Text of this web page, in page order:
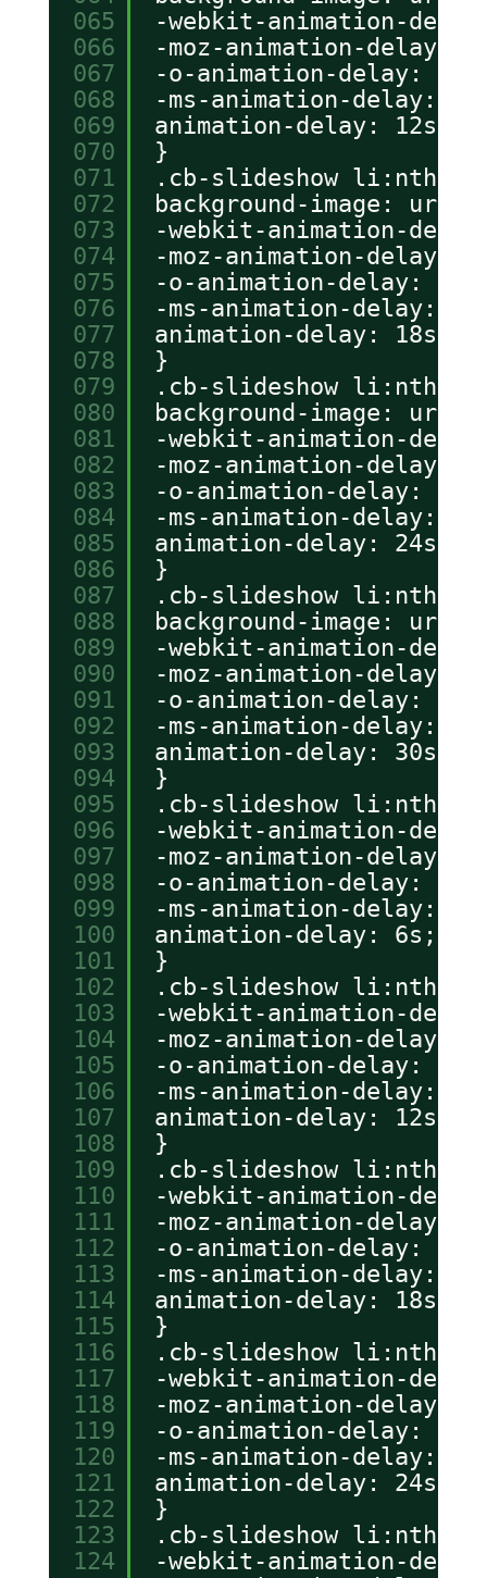
065
066
067
068
069
070
071
072
073
074
075
076
077
078
079
080
081
082
083
084
085
086
087
088
089
090
091
092
093
094
095
096
097
098
099
100
101
102
103
104
105
106
107
108
109
110
111
112
113
114
115
116
117
118
119
120
121
122
123
124
-webkit-animation-
-moz-animation-delay:
-o-animation-delay:
-ms-animation-delay:
animation-delay: 12s;
}
.cb-slideshow li:nth-
background-image:
-webkit-animation-
-moz-animation-delay:
-o-animation-delay:
-ms-animation-delay:
animation-delay: 18s;
}
.cb-slideshow li:nth-
background-image:
-webkit-animation-
-moz-animation-delay:
-o-animation-delay:
-ms-animation-delay:
animation-delay: 24s;
}
.cb-slideshow li:nth-
background-image:
-webkit-animation-
-moz-animation-delay:
-o-animation-delay:
-ms-animation-delay:
animation-delay: 30s;
}
.cb-slideshow li:nth-
-webkit-animation-
-moz-animation-delay:
-o-animation-delay: 6s;
-ms-animation-delay:
animation-delay: 6s;
}
.cb-slideshow li:nth-
-webkit-animation-
-moz-animation-delay:
-o-animation-delay:
-ms-animation-delay:
animation-delay: 12s;
}
.cb-slideshow li:nth-
-webkit-animation-
-moz-animation-delay:
-o-animation-delay:
-ms-animation-delay:
animation-delay: 18s;
}
.cb-slideshow li:nth-
-webkit-animation-
-moz-animation-delay:
-o-animation-delay:
-ms-animation-delay:
animation-delay: 24s;
}
.cb-slideshow li:nth-
-webkit-animation-